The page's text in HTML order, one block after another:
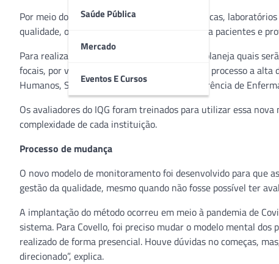
Saúde Pública
Mercado
Eventos E Cursos
Por meio do acompanhamento, hospitais, clínicas,
qualidade, o que promove mais segurança para pacientes e
Para realizar o monitoramento digital, o IQG planeja quais
focais, por videoconferência. Participam desse processo a
Humanos, Suprimentos, Gerência Médica, Gerência de
Os avaliadores do IQG foram treinados para utilizar essa
complexidade de cada instituição.
Processo de mudança
O novo modelo de monitoramento foi desenvolvido para que
gestão da qualidade, mesmo quando não fosse possível ter
A implantação do método ocorreu em meio à pandemia de
sistema. Para Covello, foi preciso mudar o modelo mental
realizado de forma presencial. Houve dúvidas no começas,
direcionado”, explica.